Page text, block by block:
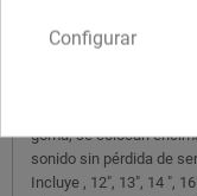
AHEAD DRUM
C16, C20, HH14
Pack de sordinas para
drásticamente el
goma, se colocan
sonido sin pérdida de
Incluye , 12", 13", 14 ",
Configurar